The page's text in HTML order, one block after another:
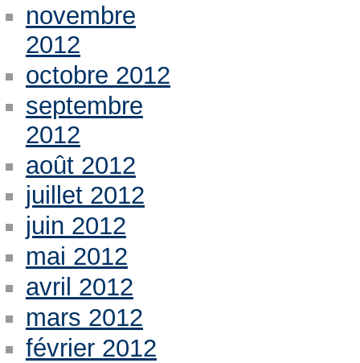
novembre
2012
octobre 2012
septembre
2012
août 2012
juillet 2012
juin 2012
mai 2012
avril 2012
mars 2012
février 2012